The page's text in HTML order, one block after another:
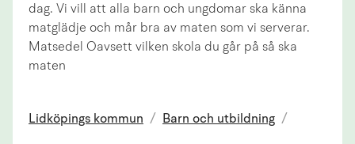
dag. Vi vill att alla barn och ungdomar ska känna
matglädje och mår bra av maten som vi serverar.
Matsedel Oavsett vilken skola du går på så ska
maten
Lidköpings kommun / Barn och utbildning /